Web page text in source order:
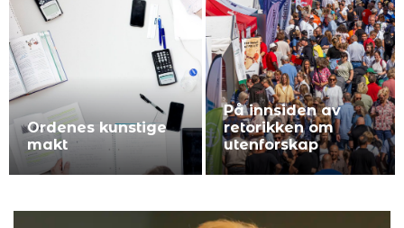
Abstrakt kunst –
Følelser i Form og
Farge
AlfaCare AS –
Forebygge trening
og idrettsskader